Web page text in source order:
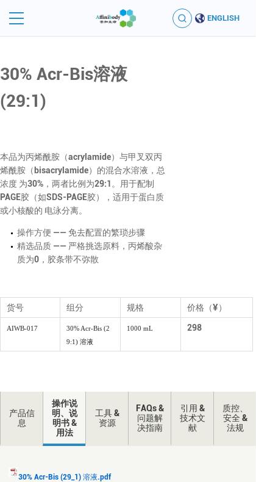
ENGLISH
30% Acr-Bis溶液
(29:1)
本品为丙烯酰胺（acrylamide）与甲叉双丙
烯酰胺（bisacrylamide）的混合水溶液，总
浓度 为30%，两者比例为29:1。用于配制
PAGE胶（如SDS-PAGE胶），适用于蛋白质
或小核酸的 电泳分离。
操作方便 —— 免去配置的繁琐步骤
精选品质 —— 严格挑选原料，丙烯酸杂
质为0，胶条带不弥散
货号 组分 规格 价格（¥）
AIWB-017
30% Acr-Bis (2
9:1) 溶液
1000 mL 298
产品信
息
操作说
明、说
明书 &
用法
工具 &
资源
FAQs &
问题解
决指南
引用 &
技术文
献
质控、
安全 &
法规
30% Acr-Bis (29_1) 溶液.pdf